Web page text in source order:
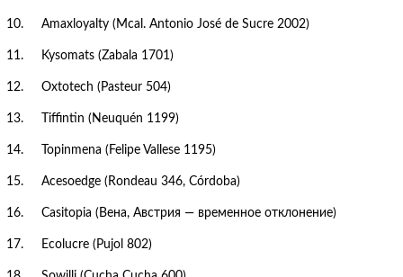
Amaxloyalty (Mcal. Antonio José de Sucre 2002)
Kysomats (Zabala 1701)
Oxtotech (Pasteur 504)
Tiffintin (Neuquén 1199)
Topinmena (Felipe Vallese 1195)
Acesoedge (Rondeau 346, Córdoba)
Casitopia (Вена, Австрия — временное отклонение)
Ecolucre (Pujol 802)